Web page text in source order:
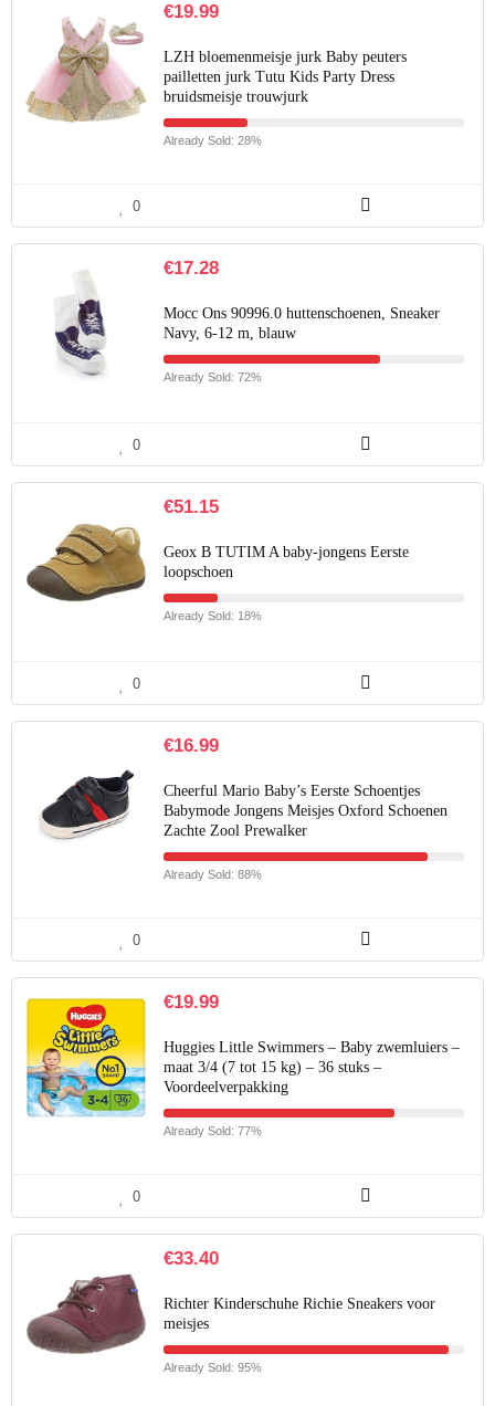
€19.99
LZH bloemenmeisje jurk Baby peuters
pailletten jurk Tutu Kids Party Dress
bruidsmeisje trouwjurk
Already Sold: 28%
0
€17.28
Mocc Ons 90996.0 huttenschoenen, Sneaker
Navy, 6-12 m, blauw
Already Sold: 72%
0
€51.15
Geox B TUTIM A baby-jongens Eerste
loopschoen
Already Sold: 18%
0
€16.99
Cheerful Mario Baby’s Eerste Schoentjes
Babymode Jongens Meisjes Oxford Schoenen
Zachte Zool Prewalker
Already Sold: 88%
0
€19.99
Huggies Little Swimmers – Baby zwemluiers –
maat 3/4 (7 tot 15 kg) – 36 stuks –
Voordeelverpakking
Already Sold: 77%
0
€33.40
Richter Kinderschuhe Richie Sneakers voor
meisjes
Already Sold: 95%